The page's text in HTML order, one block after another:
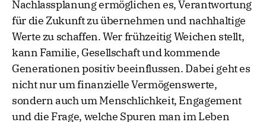
Nachlassplanung ermöglichen es, Verantwortung
für die Zukunft zu übernehmen und nachhaltige
Werte zu schaffen. Wer frühzeitig Weichen stellt,
kann Familie, Gesellschaft und kommende
Generationen positiv beeinflussen. Dabei geht es
nicht nur um finanzielle Vermögenswerte,
sondern auch um Menschlichkeit, Engagement
und die Frage, welche Spuren man im Leben